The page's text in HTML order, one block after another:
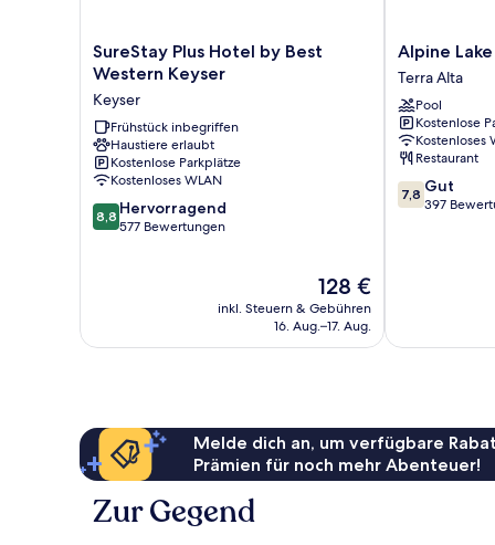
SureStay
Plus
by
Best
Western
Keyser
Keyser
SureStay Plus Hotel by Best
Western Keyser
Keyser
Frühstück inbegriffen
Haustiere erlaubt
Kostenlose Parkplätze
Kostenloses WLAN
8.8
von
8,8 Hervorragend
577 Bewertungen
Der
Preis
beträgt
128 €
inkl. Steuern & Gebühren
16. Aug.–17. Aug.
Alpine
Lake
Resort
Terra
Alta
Alpine
Terra Alta
Pool
Kostenlose
Kostenloses
Restaurant
7.8
von
7,8 Gut
397
Melde dich an, um verfügbare
Prämien für noch mehr Abenteuer!
Zur Gegend